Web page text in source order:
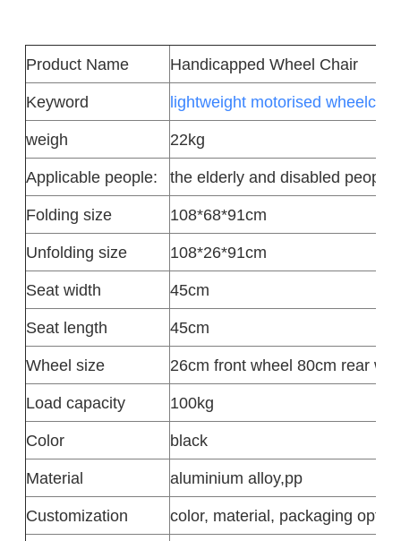
Product Name
Handicapped Wheel Chair
Keyword
lightweight motorised wheelchair
weigh
22kg
Applicable people:
the elderly and disabled
Folding size
108*68*91cm
Unfolding size
108*26*91cm
Seat width
45cm
Seat length
45cm
Wheel size
26cm front wheel 80cm rear
Load capacity
100kg
Color
black
Material
aluminium alloy,pp
Customization
color, material, packaging